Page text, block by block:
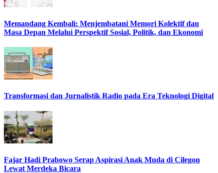
Memandang Kembali: Menjembatani Memori Kolektif dan
Masa Depan Melalui Perspektif Sosial, Politik, dan Ekonomi
Transformasi dan Jurnalistik Radio pada Era Teknologi Digital
Fajar Hadi Prabowo Serap Aspirasi Anak Muda di Cilegon
Lewat Merdeka Bicara